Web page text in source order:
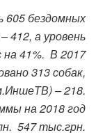
605 бездомных
412, а уровень
41%. В 2017
313 собак,
– 218.
на 2018 год
547 тыс.грн.